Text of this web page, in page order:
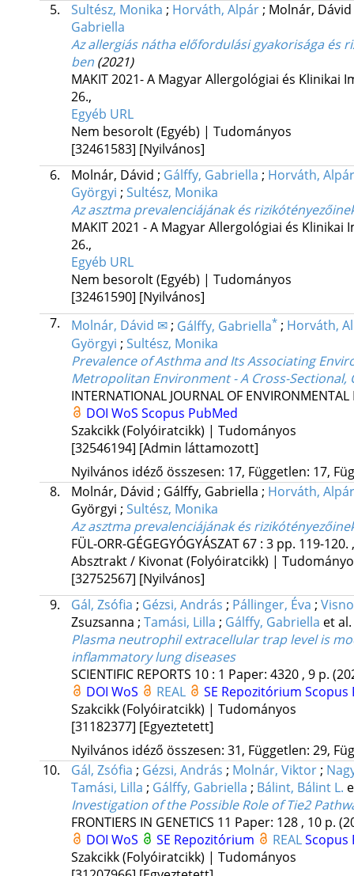
5.
Sultész, Monika ; Horváth, Alpár; Molnár, Dávid
Gabriella
Az allergiás nátha előfordulási gyakorisága és
ben (2021)
MAKIT 2021- A Magyar Allergológiai és Klinikai
26.,
Egyéb URL
Nem besorolt (Egyéb) | Tudományos
[32461583] [Nyilvános]
6.
Molnár, Dávid ; Gálffy, Gabriella ; Horváth, Alpár
Györgyi ; Sultész, Monika
Az asztma prevalenciájának és
MAKIT 2021 - A Magyar Allergológiai és
26.,
Egyéb URL
Nem besorolt (Egyéb) | Tudományos
[32461590] [Nyilvános]
7.
Molnár, Dávid ✉; Gálffy, Gabriella* ; Horváth,
Györgyi ; Sultész, Monika
Prevalence of Asthma and Its Associating
Metropolitan Environment - A Cross-Sectional,
INTERNATIONAL JOURNAL OF
DOI WoS Scopus PubMed
Szakcikk (Folyóiratcikk) | Tudományos
[32546194] [Admin láttamozott]
Nyilvános idéző összesen: 17, Független: 17,
8.
Molnár, Dávid ; Gálffy, Gabriella ; Horváth, Alpár
Györgyi ; Sultész, Monika
Az asztma prevalenciájának és
FÜL-ORR-GÉGEGYÓGYÁSZAT 67: 3 pp. 119-120.
Absztrakt / Kivonat (Folyóiratcikk) |
[32752567] [Nyilvános]
9.
Gál, Zsófia ; Gézsi, András ; Pállinger, Éva ;
Zsuzsanna ; Tamási, Lilla ; Gálffy, Gabriella et al.
Plasma neutrophil extracellular trap level is
inflammatory lung diseases
SCIENTIFIC REPORTS 10: 1 Paper: 4320 , 9 p.
DOI WoS REAL SE Repozitórium Scopus
Szakcikk (Folyóiratcikk) | Tudományos
[31182377] [Egyeztetett]
Nyilvános idéző összesen: 31, Független: 29,
10.
Gál, Zsófia ; Gézsi, András ; Molnár, Viktor ;
Tamási, Lilla ; Gálffy, Gabriella ; Bálint, Bálint L.
Investigation of the Possible Role of Tie2
FRONTIERS IN GENETICS 11 Paper: 128 , 10 p.
DOI WoS SE Repozitórium REALScopus
Szakcikk (Folyóiratcikk) | Tudományos